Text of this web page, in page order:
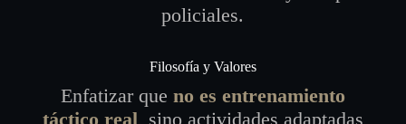
policiales.
Filosofía y Valores
Enfatizar que no es entrenamiento
táctico real, sino actividades adaptadas